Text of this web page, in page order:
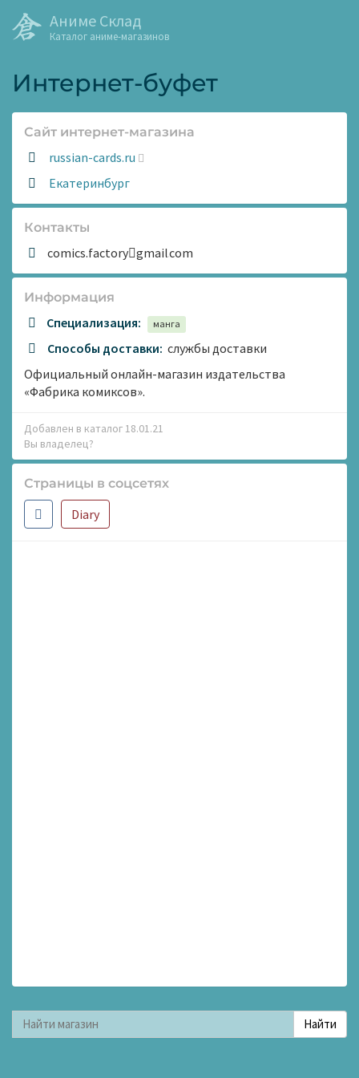
Аниме Склад
Каталог аниме-магазинов
Интернет-буфет
Сайт интернет-магазина
Сайт:
russian-cards.ru
Адрес:
Екатеринбург
Контакты
comics.factory gmailcom
Информация
Специализация: манга
Способы доставки: службы доставки
Официальный онлайн-магазин издательства
«Фабрика комиксов».
Добавлен в каталог 18.01.21
Вы владелец?
Страницы в соцсетях
Diary